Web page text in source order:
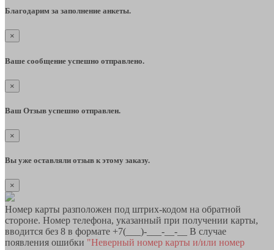
Благодарим за заполнение анкеты.
×
Ваше сообщение успешно отправлено.
×
Ваш Отзыв успешно отправлен.
×
Вы уже оставляли отзыв к этому заказу.
×
Номер карты разположен под штрих-кодом на обратной
стороне. Номер телефона, указанный при получении карты,
вводится без 8 в формате +7(___)-___-__-__ В случае
появления ошибки "Неверный номер карты и/или номер